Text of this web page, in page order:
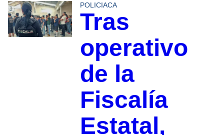
POLICIACA
Tras
operativo
de la
Fiscalía
Estatal,